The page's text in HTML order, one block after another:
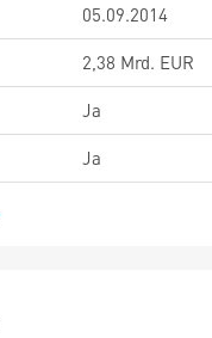
05.09.2014
2,38 Mrd. EUR
Ja
Ja